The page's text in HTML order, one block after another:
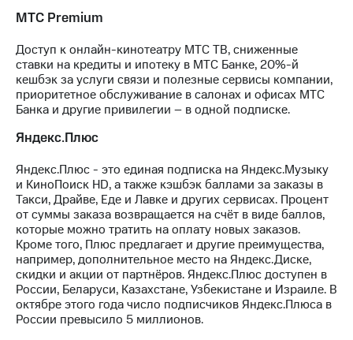
Выбрать
номер
Заменить
SIM-
карту
Перейти
eSIM
Для дома
Спутниковое ТВ
Выберите
и подключите
ТВ
с выгодным
тарифом
Интернет,
для дома
Личный
кабинет
спутникового
ТВ
приложение
Мой
МТС
МТС
Premium
Подписка
на гигабайты
интернета,
фильмы,
музыка
и многое
МТС Premium
Доступ к онлайн-кинотеатру МТС ТВ, сниженные
ставки на кредиты и ипотеку в МТС Банке, 20%-й
кешбэк за услуги связи и полезные сервисы компании,
приоритетное обслуживание в салонах и офисах МТС
Банка и другие привилегии – в одной подписке.
Яндекс.Плюс
Яндекс.Плюс - это единая подписка на Яндекс.Музыку
и КиноПоиск HD, а также кэшбэк баллами за заказы в
Такси, Драйве, Еде и Лавке и других сервисах. Процент
от суммы заказа возвращается на счёт в виде баллов,
которые можно тратить на оплату новых заказов.
Кроме того, Плюс предлагает и другие преимущества,
например, дополнительное место на Яндекс.Диске,
скидки и акции от партнёров. Яндекс.Плюс доступен в
России, Беларуси, Казахстане, Узбекистане и Израиле. В
октябре этого года число подписчиков Яндекс.Плюса в
России превысило 5 миллионов.